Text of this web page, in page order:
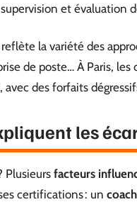
et évaluation
la variété des
de poste… À Paris,
des forfaits
les
Plusieurs facteurs
certifications : un